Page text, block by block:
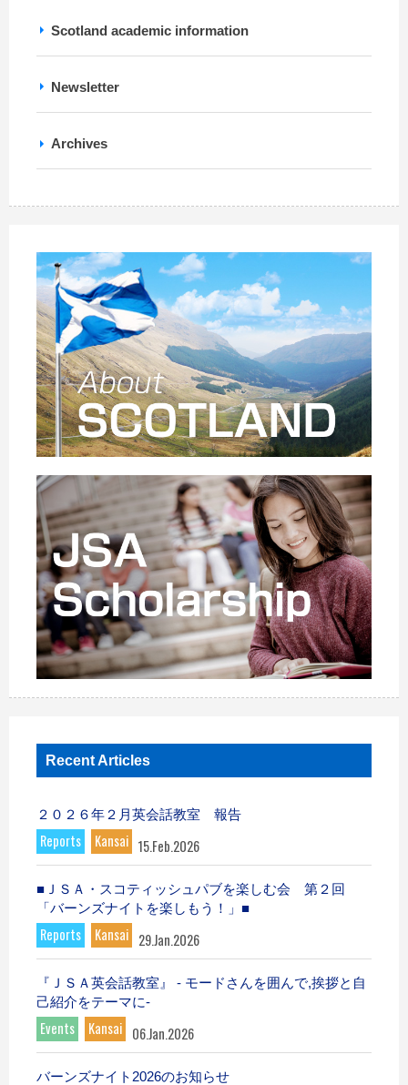
Scotland academic information
Newsletter
Archives
Recent Articles
２０２６年２月英会話教室 報告
Reports Kansai 15.Feb.2026
■ＪＳＡ・スコティッシュパブを楽しむ会 第２回
「バーンズナイトを楽しもう！」■
Reports Kansai 29.Jan.2026
『ＪＳＡ英会話教室』 - モードさんを囲んで,挨拶と自
己紹介をテーマに-
Events Kansai 06.Jan.2026
バーンズナイト2026のお知らせ